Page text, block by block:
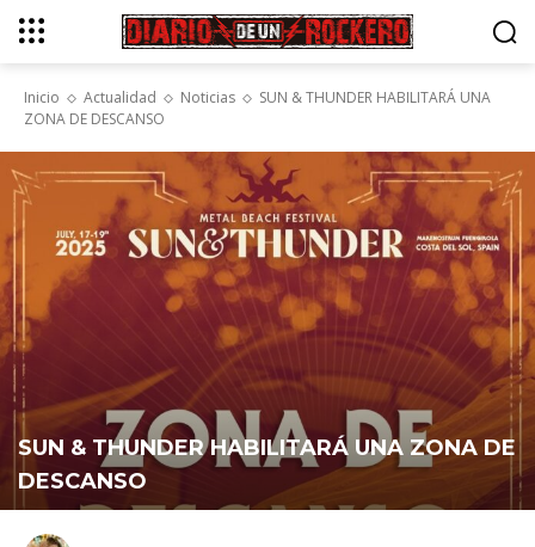
Inicio Actualidad Noticias
SUN & THUNDER HABILITARÁ UNA
ZONA DE DESCANSO
SUN & THUNDER HABILITARÁ UNA ZONA DE
DESCANSO